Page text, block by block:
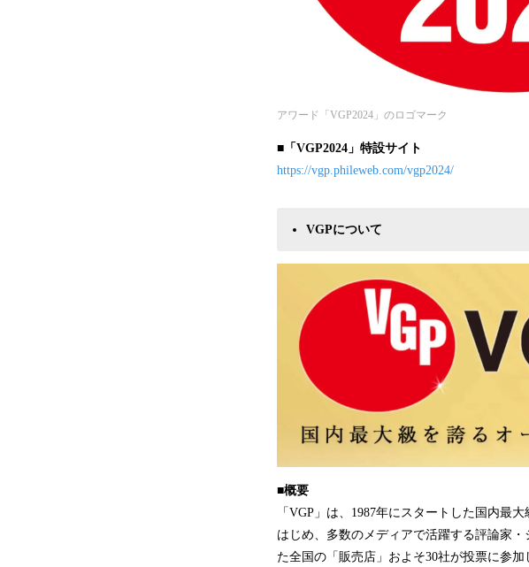
アワード「VGP2024」のロゴマーク
■「VGP2024」特設サイト
https://vgp.phileweb.com/vgp2024/
VGPについて
■概要
「VGP」は、1987年にスタートした国内最
はじめ、多数のメディアで活躍する評論家
た全国の「販売店」およそ30社が投票に参